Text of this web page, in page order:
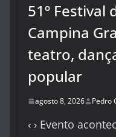
51º Festival
Campina
teatro,
popular
agosto 8, 2026 Pedro
‹ › Evento